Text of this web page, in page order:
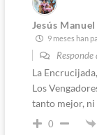
Jesús
9 meses han
Responde
La
Los
tanto mejor, ni
0